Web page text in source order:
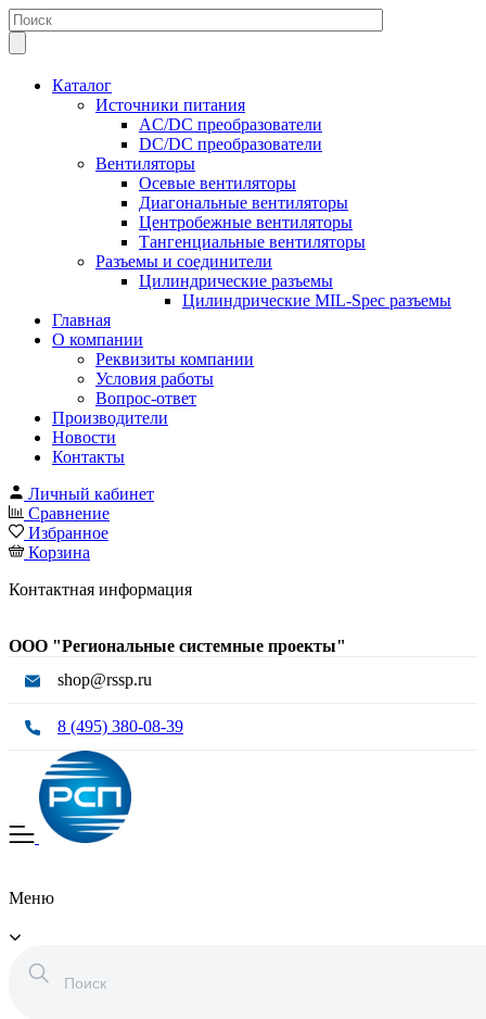
Каталог
Источники питания
AC/DC преобразователи
DC/DC преобразователи
Вентиляторы
Осевые вентиляторы
Диагональные вентиляторы
Центробежные вентиляторы
Тангенциальные вентиляторы
Разъемы и соединители
Цилиндрические разъемы
Цилиндрические MIL-Spec разъемы
Главная
О компании
Реквизиты компании
Условия работы
Вопрос-ответ
Производители
Новости
Контакты
Личный кабинет
Сравнение
Избранное
Корзина
Контактная информация
ООО "Региональные системные проекты"
shop@rssp.ru
8 (495) 380-08-39
Меню